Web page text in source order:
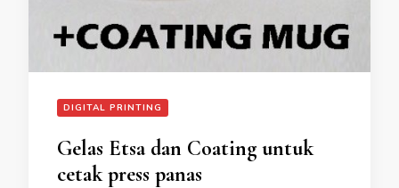
DIGITAL PRINTING
Gelas Etsa dan Coating untuk
cetak press panas